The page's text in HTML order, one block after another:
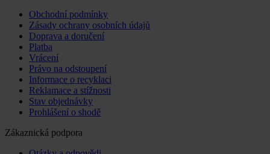
Obchodní podmínky
Zásady ochrany osobních údajů
Doprava a doručení
Platba
Vrácení
Právo na odstoupení
Informace o recyklaci
Reklamace a stížnosti
Stav objednávky
Prohlášení o shodě
Zákaznická podpora